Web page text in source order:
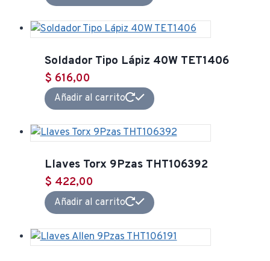
original
era:
actual
es:
Soldador Tipo Lápiz 40W TET1406
$ 616,00
Añadir al carrito
Llaves Torx 9Pzas THT106392
$ 422,00
Añadir al carrito